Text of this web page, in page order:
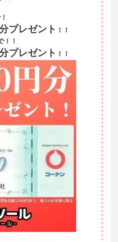
プレゼント ！！
！！
プレゼント ！！